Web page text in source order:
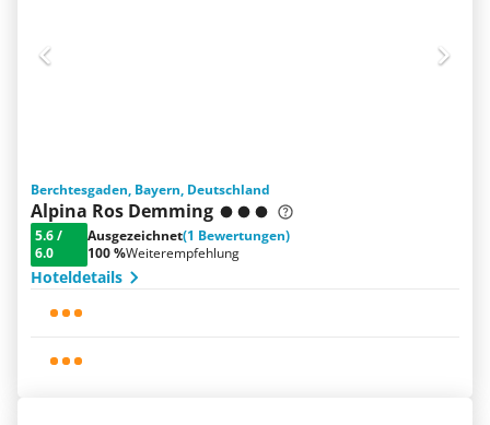
Berchtesgaden, Bayern, Deutschland
Alpina Ros Demming
5.6/
6.0
Ausgezeichnet(1 Bewertungen)
100 %Weiterempfehlung
Hoteldetails